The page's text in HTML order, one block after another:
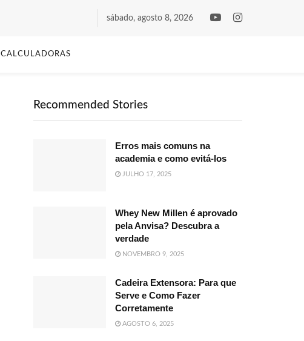
sábado, agosto 8, 2026
CALCULADORAS
Recommended Stories
Erros mais comuns na
academia e como evitá-los
JULHO 17, 2025
Whey New Millen é aprovado
pela Anvisa? Descubra a
verdade
NOVEMBRO 9, 2025
Cadeira Extensora: Para que
Serve e Como Fazer
Corretamente
AGOSTO 6, 2025